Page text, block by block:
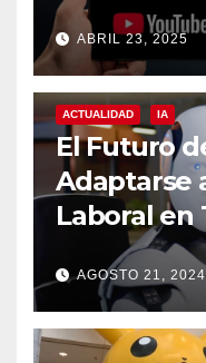
ABRIL 23, 2025
ACTUALIDAD IA
El Futuro
Adaptarse
Laboral en
AGOSTO 21,